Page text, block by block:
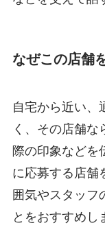
なぜこの店舗
自宅から近い、
く、その店舗な
際の印象などを
に応募する店舗
囲気やスタッフ
とをおすすめし